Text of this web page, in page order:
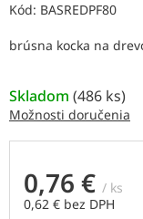
Kód: BASREDPF80
Skladom (486 ks)
Možnosti doručenia
0,76 € / ks
0,62 € bez DPH
brúsna kocka na
0,0
5